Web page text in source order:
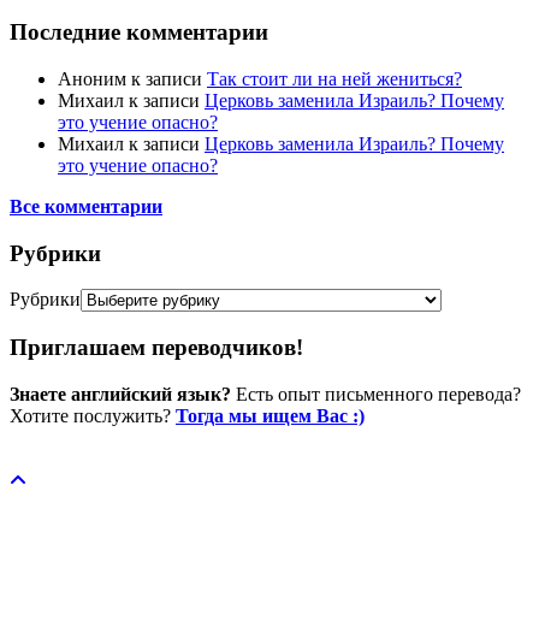
Последние комментарии
Аноним к записи Так стоит ли на ней жениться?
Михаил к записи Церковь заменила Израиль? Почему
это учение опасно?
Михаил к записи Церковь заменила Израиль? Почему
это учение опасно?
Все комментарии
Рубрики
Рубрики
Приглашаем переводчиков!
Знаете английский язык? Есть опыт письменного перевода?
Хотите послужить? Тогда мы ищем Вас :)